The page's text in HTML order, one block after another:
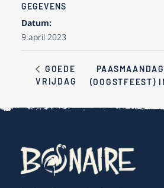
GEGEVENS
Datum:
9 april 2023
GOEDE
VRIJDAG
(OOGSTFEEST)